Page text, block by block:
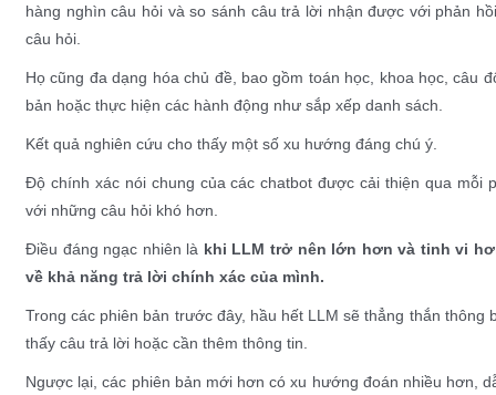
hàng nghìn câu hỏi và so sánh câu trả lời nhận được với phản
câu hỏi.
Họ cũng đa dạng hóa chủ đề, bao gồm toán học, khoa học, câu
bản hoặc thực hiện các hành động như sắp xếp danh sách.
Kết quả nghiên cứu cho thấy một số xu hướng đáng chú ý.
Độ chính xác nói chung của các chatbot được cải thiện qua mỗi
với những câu hỏi khó hơn.
Điều đáng ngạc nhiên là khi LLM trở nên lớn hơn và tinh vi
về khả năng trả lời chính xác của mình.
Trong các phiên bản trước đây, hầu hết LLM sẽ thẳng thắn
thấy câu trả lời hoặc cần thêm thông tin.
Ngược lại, các phiên bản mới hơn có xu hướng đoán nhiều hơn,